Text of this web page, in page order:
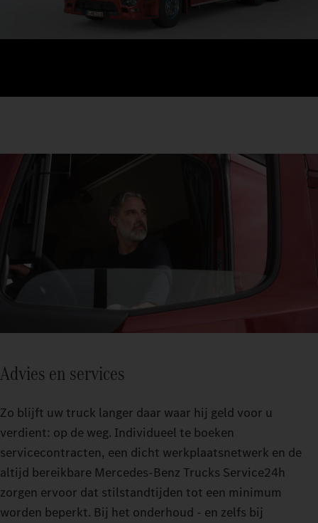
Advies en services
Zo blijft uw truck langer daar waar hij geld voor u
verdient: op de weg. Individueel te boeken
servicecontracten, een dicht werkplaatsnetwerk en de
altijd bereikbare Mercedes-Benz Trucks Service24h
zorgen ervoor dat stilstandtijden tot een minimum
worden beperkt. Bij het onderhoud - en zelfs bij